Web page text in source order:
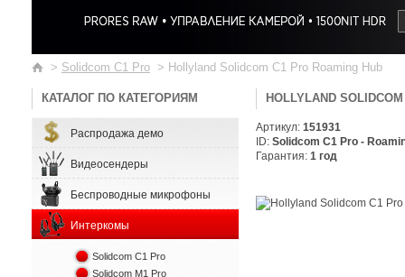
> Solidcom C1 Pro > Hollyland Solidcom C1 Pro Roaming Hub
КАТАЛОГ ПО КАТЕГОРИЯМ
Распродажа демо
Видеосендеры
Беспроводные микрофоны
Интеркомы
Solidcom C1 Pro
Solidcom M1 Pro
HOLLYLAND
Артикул: 151931
ID: Solidcom C1 Pro -
Гарантия: 1 год